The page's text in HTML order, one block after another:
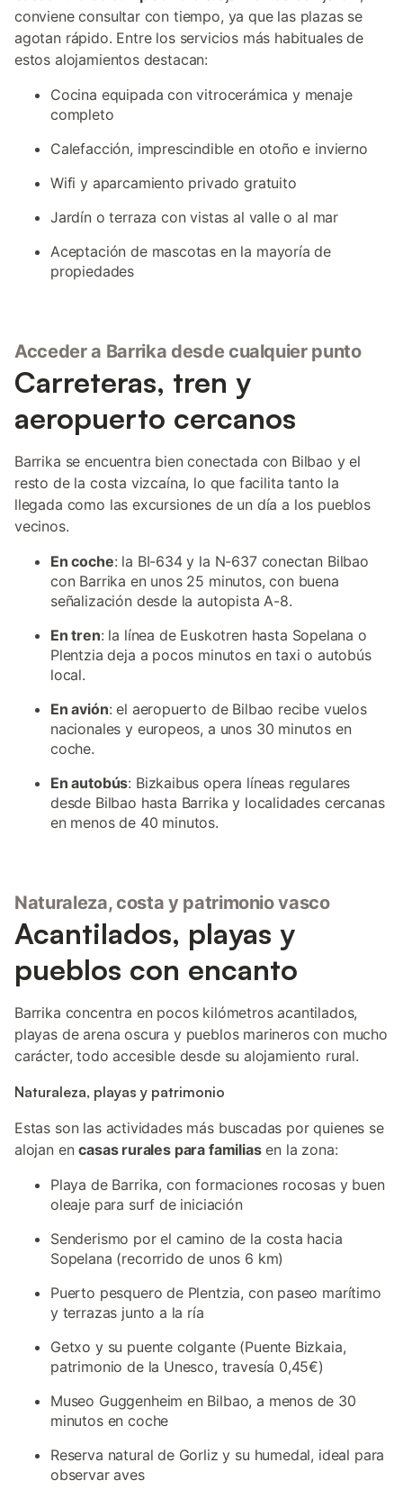
conviene consultar con tiempo, ya que las plazas se
agotan rápido. Entre los servicios más habituales de
estos alojamientos destacan:
Cocina equipada con vitrocerámica y menaje
completo
Calefacción, imprescindible en otoño e invierno
Wifi y aparcamiento privado gratuito
Jardín o terraza con vistas al valle o al mar
Aceptación de mascotas en la mayoría de
propiedades
Acceder a Barrika desde cualquier punto
Carreteras, tren y
aeropuerto cercanos
Barrika se encuentra bien conectada con Bilbao y el
resto de la costa vizcaína, lo que facilita tanto la
llegada como las excursiones de un día a los pueblos
vecinos.
En coche: la BI-634 y la N-637 conectan Bilbao
con Barrika en unos 25 minutos, con buena
señalización desde la autopista A-8.
En tren: la línea de Euskotren hasta Sopelana o
Plentzia deja a pocos minutos en taxi o autobús
local.
En avión: el aeropuerto de Bilbao recibe vuelos
nacionales y europeos, a unos 30 minutos en
coche.
En autobús: Bizkaibus opera líneas regulares
desde Bilbao hasta Barrika y localidades cercanas
en menos de 40 minutos.
Naturaleza, costa y patrimonio vasco
Acantilados, playas y
pueblos con encanto
Barrika concentra en pocos kilómetros acantilados,
playas de arena oscura y pueblos marineros con mucho
carácter, todo accesible desde su alojamiento rural.
Naturaleza, playas y patrimonio
Estas son las actividades más buscadas por quienes se
alojan encasas rurales para familiasen la zona:
Playa de Barrika, con formaciones rocosas y buen
oleaje para surf de iniciación
Senderismo por el camino de la costa hacia
Sopelana (recorrido de unos 6 km)
Puerto pesquero de Plentzia, con paseo marítimo
y terrazas junto a la ría
Getxo y su puente colgante (Puente Bizkaia,
patrimonio de la Unesco, travesía 0,45€)
Museo Guggenheim en Bilbao, a menos de 30
minutos en coche
Reserva natural de Gorliz y su humedal, ideal para
observar aves